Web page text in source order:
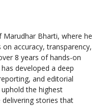
Marudhar Bharti, where he
accuracy, transparency,
8 years of hands-on
developed a deep
and editorial
the highest
stories that